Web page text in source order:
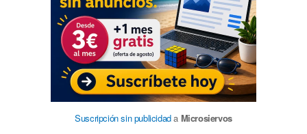
Suscripción sin publicidada Microsiervos